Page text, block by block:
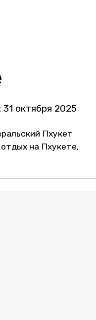
октября 2025
Пхукет
на Пхукете,